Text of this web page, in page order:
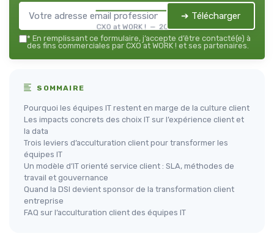
CXO at WORK ! — 2026
➔ Télécharger
* En remplissant ce formulaire, j’accepte d’être contacté(e) à
des fins commerciales par CXO at WORK ! et ses partenaires.
SOMMAIRE
Pourquoi les équipes IT restent en marge de la culture client
Les impacts concrets des choix IT sur l’expérience client et
la data
Trois leviers d’acculturation client pour transformer les
équipes IT
Un modèle d’IT orienté service client : SLA, méthodes de
travail et gouvernance
Quand la DSI devient sponsor de la transformation client
entreprise
FAQ sur l’acculturation client des équipes IT